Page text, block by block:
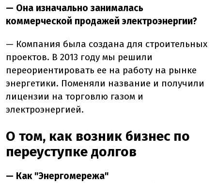
— Она изначально занималась
коммерческой продажей электроэнергии?
— Компания была создана для строительных
проектов. В 2013 году мы решили
переориентировать ее на работу на рынке
энергетики. Поменяли название и получили
лицензии на торговлю газом и
электроэнергией.
О том, как возник бизнес по
переуступке долгов
— Как "Энергомережа"